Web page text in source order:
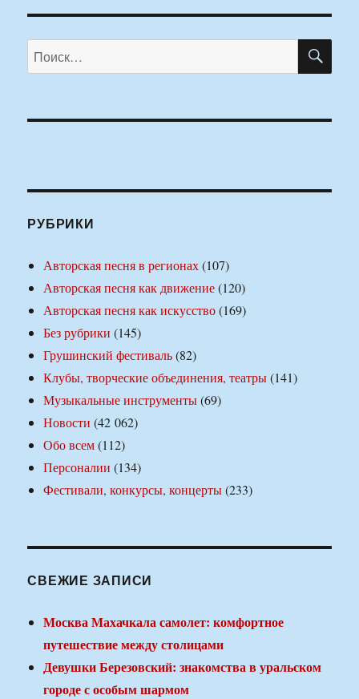
Искать:
РУБРИКИ
Авторская песня в регионах(107)
Авторская песня как движение(120)
Авторская песня как искусство(169)
Без рубрики (145)
Грушинский фестиваль(82)
Клубы, творческие объединения, театры(141)
Музыкальные инструменты(69)
Новости (42 062)
Обо всем(112)
Персоналии (134)
Фестивали, конкурсы, концерты(233)
СВЕЖИЕ ЗАПИСИ
Москва Махачкала самолет: комфортное
путешествие между столицами
Девушки Березовский: знакомства в уральском
городе с особым шармом